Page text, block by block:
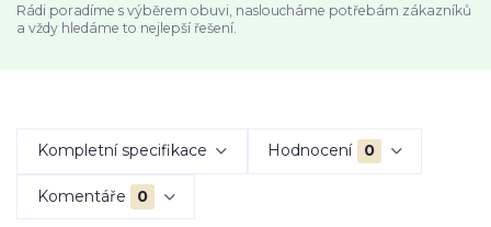
Rádi poradíme s výběrem obuvi, nasloucháme potřebám zákazníků
a vždy hledáme to nejlepší řešení.
Kompletní specifikace Hodnocení 0
Komentáře 0